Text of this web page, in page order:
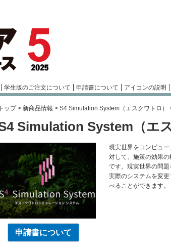
学生版のご注文について 申請書について アイコンの説明
トップ> 新商品情報 > S4 Simulation System（エスクワトロ）
Simulation System（エ
申請書について
現実世界をコンピュ
対して、施策の効果
です。現実世界の問題
実際のシステムを変
べることができます。